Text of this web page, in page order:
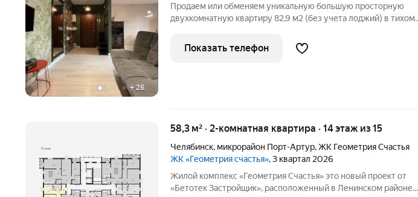
+ 26
Продаем или обменяем уникальную большую просторную
двухкомнатную квартиру 82,9 м2 (без учета лоджий) в тихом
минут. Комфортный третий этаж. Представьте утро в спальне с
окнами на восток
Показать телефон
58,3 м² · 2-комнатная квартира · 14 этаж из 15
Челябинск, микрорайон Порт-Артур,ЖК Геометрия Счастья
ЖК «Геометрия счастья», 3 квартал 2026
Жилой комплекс «Геометрия Счастья» это новый проект от
«Бетотек Застройщик», расположенный в Ленинском районе